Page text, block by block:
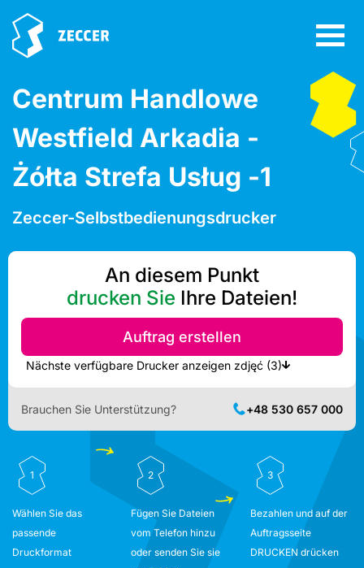
Centrum Handlowe
Westfield Arkadia -
Żółta Strefa Usług -1
Zeccer-Selbstbedienungsdrucker
An diesem Punkt
drucken Sie Ihre Dateien!
Auftrag erstellen
Nächste verfügbare Drucker anzeigen zdjęć (3)
Brauchen Sie Unterstützung? +48 530 657 000
1
Wählen Sie das
passende
Druckformat
2
Fügen Sie Dateien
vom Telefon hinzu
oder senden Sie sie
3
Bezahlen und auf der
Auftragsseite
DRUCKEN drücken